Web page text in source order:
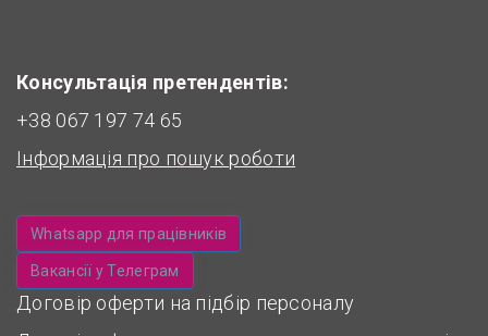
Консультація претендентів:
+38 067 197 74 65
Інформація про пошук роботи
Whatsapp для працівників
Вакансії у Телеграм
Договір оферти на підбір персоналу